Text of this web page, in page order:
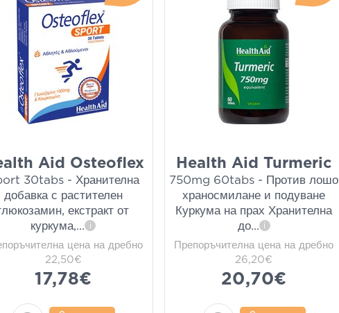
Aid Osteoflex
30tabs - Хранителна
добавка с растителен
екстракт от
куркума,... i
цена на дребно
22,50€
17,78€
Health Aid Turmeric
750mg 60tabs - Против лошо
храносмилане и подуване
Куркума на прах Хранителна
до... i
Препоръчителна цена на дребно
26,20€
20,70€